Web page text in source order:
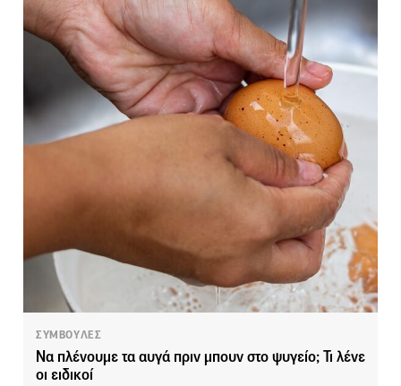
ΣΥΜΒΟΥΛΕΣ
Να πλένουμε τα αυγά πριν μπουν στο ψυγείο; Τι λένε
οι ειδικοί